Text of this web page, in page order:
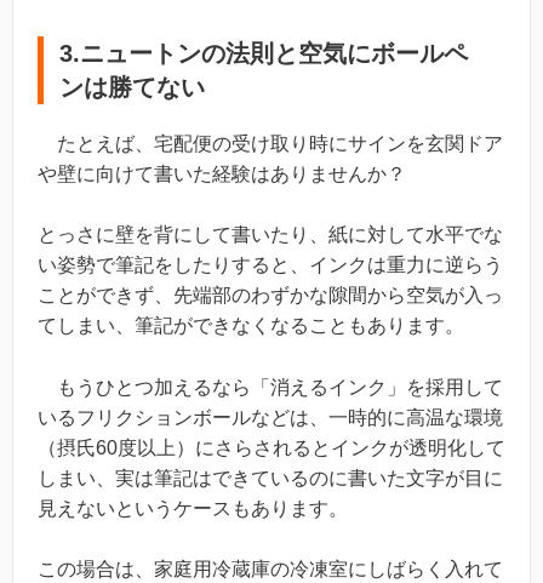
3.ニュートンの法則と空気にボールペ
ンは勝てない
たとえば、宅配便の受け取り時にサインを玄関ドア
や壁に向けて書いた経験はありませんか？
とっさに壁を背にして書いたり、紙に対して水平でな
い姿勢で筆記をしたりすると、インクは重力に逆らう
ことができず、先端部のわずかな隙間から空気が入っ
てしまい、筆記ができなくなることもあります。
もうひとつ加えるなら「消えるインク」を採用して
いるフリクションボールなどは、一時的に高温な環境
（摂氏60度以上）にさらされるとインクが透明化して
しまい、実は筆記はできているのに書いた文字が目に
見えないというケースもあります。
この場合は、家庭用冷蔵庫の冷凍室にしばらく入れて